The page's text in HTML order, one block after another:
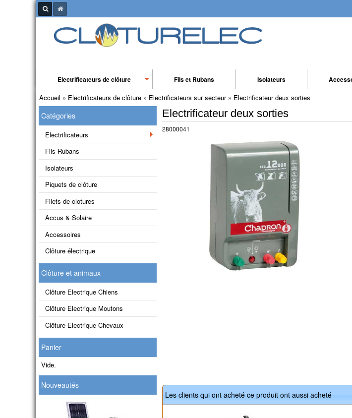
Electrificateurs de clôture Fils et Rubans Isolateurs
Accueil » Electrificateurs de clôture » Electrificateurs sur secteur » Electrificateur deux sorties
Electrificateur deux sorties
28000041
Les clients qui ont acheté ce produit ont aussi acheté
Catégories
Electrificateurs
Fils Rubans
Isolateurs
Piquets de clôture
Filets de clotures
Accus & Solaire
Accessoires
Clôture électrique
Clôture et animaux
Clôture Electrique Chiens
Clôture Electrique Moutons
Clôture Electrique Chevaux
Panier
Vide.
Nouveautés